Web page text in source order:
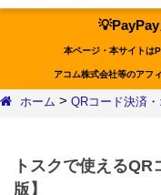
本ページ・本サイトは
アコム株式会社等のアフ
ホーム > QRコード決済
トスクで使える
版】